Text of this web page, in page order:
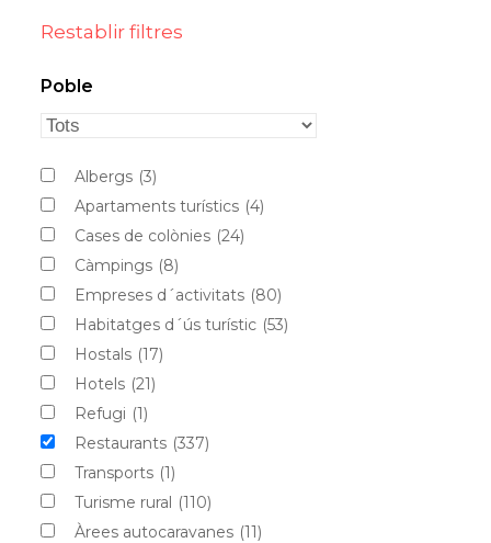
Restablir filtres
Poble
Albergs (3)
Apartaments turístics (4)
Cases de colònies (24)
Càmpings (8)
Empreses d´activitats (80)
Habitatges d´ús turístic (53)
Hostals (17)
Hotels (21)
Refugi (1)
Restaurants (337)
Transports (1)
Turisme rural (110)
Àrees autocaravanes (11)